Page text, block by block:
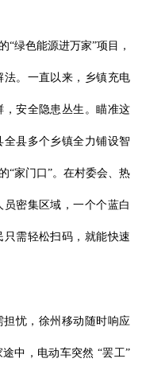
“绿色能源进万家”项目，
。一直以来，乡镇充电
安全隐患丛生。瞄准这
县多个乡镇全力铺设智
“家门口”。在村委会、热
密集区域，一个个蓝白
需轻松扫码，就能快速
忧，徐州移动随时响应
中，电动车突然 “罢工”